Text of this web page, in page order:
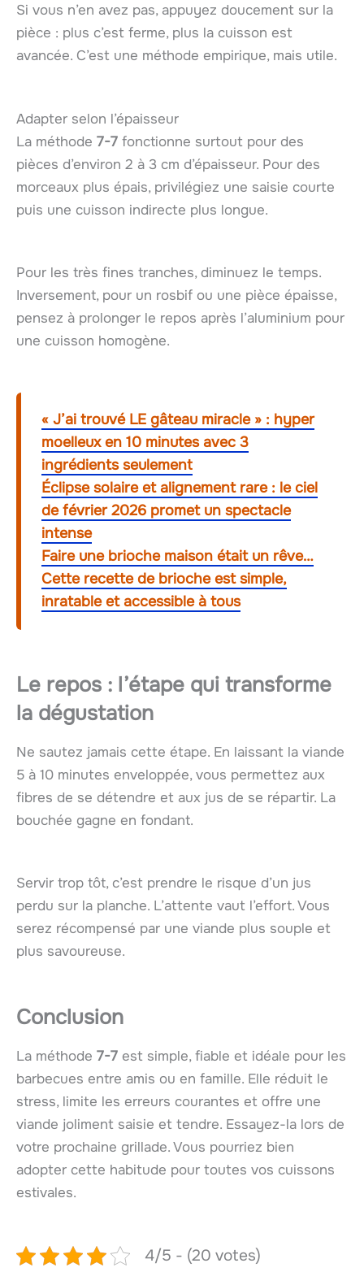
Si vous n’en avez pas, appuyez doucement sur la
pièce : plus c’est ferme, plus la cuisson est
avancée. C’est une méthode empirique, mais utile.
Adapter selon l’épaisseur
La méthode 7-7 fonctionne surtout pour des
pièces d’environ 2 à 3 cm d’épaisseur. Pour des
morceaux plus épais, privilégiez une saisie courte
puis une cuisson indirecte plus longue.
Pour les très fines tranches, diminuez le temps.
Inversement, pour un rosbif ou une pièce épaisse,
pensez à prolonger le repos après l’aluminium pour
une cuisson homogène.
« J’ai trouvé LE gâteau miracle » : hyper
moelleux en 10 minutes avec 3
ingrédients seulement
Éclipse solaire et alignement rare : le ciel
de février 2026 promet un spectacle
intense
Faire une brioche maison était un rêve…
Cette recette de brioche est simple,
inratable et accessible à tous
Le repos : l’étape qui transforme
la dégustation
Ne sautez jamais cette étape. En laissant la viande
5 à 10 minutes enveloppée, vous permettez aux
fibres de se détendre et aux jus de se répartir. La
bouchée gagne en fondant.
Servir trop tôt, c’est prendre le risque d’un jus
perdu sur la planche. L’attente vaut l’effort. Vous
serez récompensé par une viande plus souple et
plus savoureuse.
Conclusion
La méthode 7-7 est simple, fiable et idéale pour les
barbecues entre amis ou en famille. Elle réduit le
stress, limite les erreurs courantes et offre une
viande joliment saisie et tendre. Essayez-la lors de
votre prochaine grillade. Vous pourriez bien
adopter cette habitude pour toutes vos cuissons
estivales.
4/5 - (20 votes)